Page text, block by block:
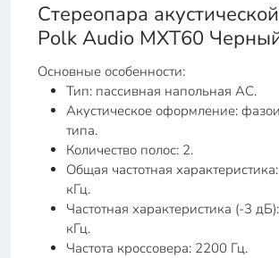
Стереопара
Polk Audio MXT60
Основные особенности:
Тип: пассивная напольная АС.
Акустическое оформление:
типа.
Количество полос: 2.
Общая частотная
кГц.
Частотная характеристика (-3
кГц.
Частота кроссовера: 2200 Гц.